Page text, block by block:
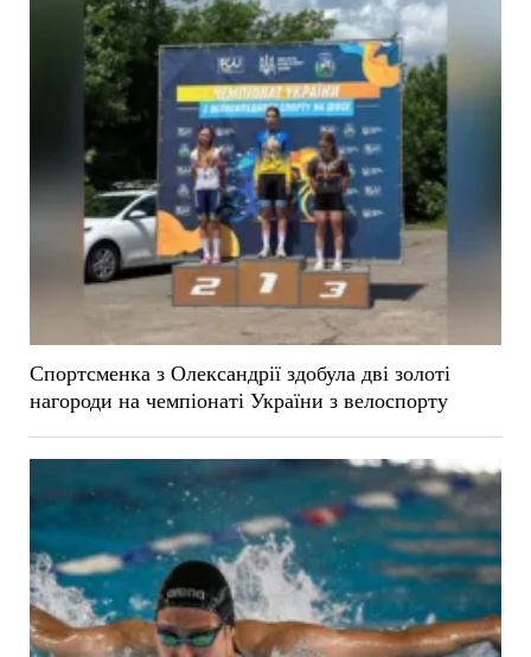
Спортсменка з Олександрії здобула дві золоті
нагороди на чемпіонаті України з велоспорту